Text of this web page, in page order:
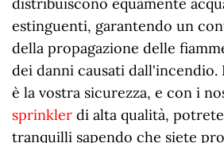
estinguenti, garantendo un
della propagazione delle
dei danni causati
è la vostra sicurezza, e con i
sprinkler di alta qualità,
tranquilli sapendo che siete